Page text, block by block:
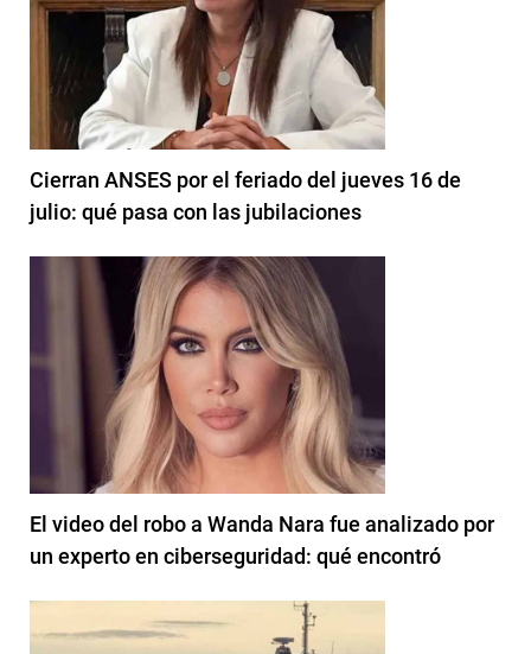
Cierran ANSES por el feriado del jueves 16 de
julio: qué pasa con las jubilaciones
El video del robo a Wanda Nara fue analizado por
un experto en ciberseguridad: qué encontró